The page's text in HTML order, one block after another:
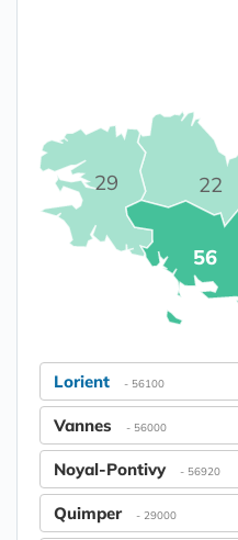
22
29
56
Lorient - 56100
Vannes - 56000
Noyal-Pontivy - 56920
Quimper - 29000